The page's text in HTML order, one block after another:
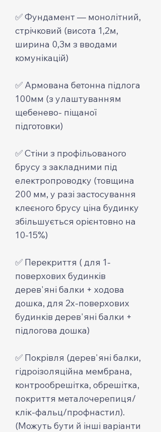
✅ Фундамент — монолітний,
стрічковий (висота 1,2м,
ширина 0,3м з вводами
комунікацій)
✅ Армована бетонна підлога
100мм (з улаштуванням
щебенево- піщаної
підготовки)
✅ Стіни з профільованого
брусу з закладними під
електропроводку (товщина
200 мм, у разі застосування
клеєного брусу ціна будинку
збільшується орієнтовно на
10-15%)
✅ Перекриття ( для 1-
поверхових будинків
дерев'яні балки + ходова
дошка, для 2х-поверхових
будинків дерев'яні балки +
підлогова дошка)
✅ Покрівля (дерев'яні балки,
гідроізоляційна мембрана,
контрообрешітка, обрешітка,
покриття металочерепиця/
клік-фальц/профнастил).
(Можуть бути й інші варіанти